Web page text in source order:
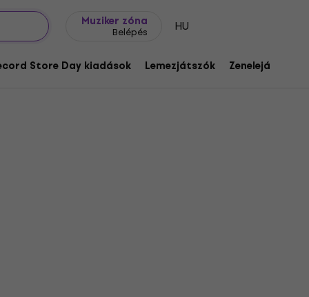
Muziker zóna
Belépés HU
Store Day kiadások Lemezjátszók Zenelejátszók